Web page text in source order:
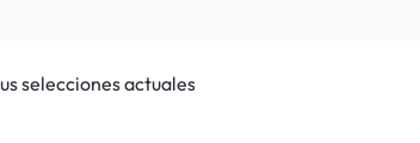
selecciones actuales